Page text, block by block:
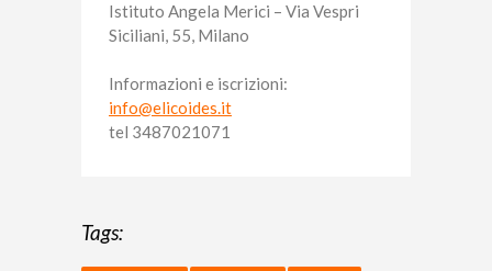
Istituto Angela Merici – Via Vespri
Siciliani, 55, Milano
Informazioni e iscrizioni:
info@elicoides.it
tel 3487021071
Tags: